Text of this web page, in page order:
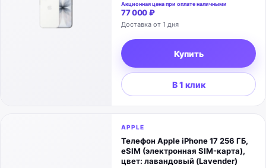
Акционная цена при оплате наличными
77 000 ₽
Доставка от 1 дня
Купить
В 1 клик
APPLE
Телефон Apple iPhone 17 256 ГБ,
eSIM (электронная SIM-карта),
цвет: лавандовый (Lavender)